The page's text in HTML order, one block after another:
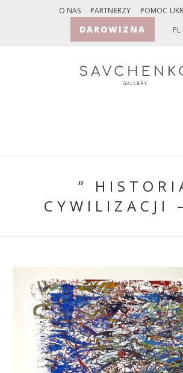
O NAS PARTNERZY POMOC
DAROWIZNA PL
”
CYWILIZACJI